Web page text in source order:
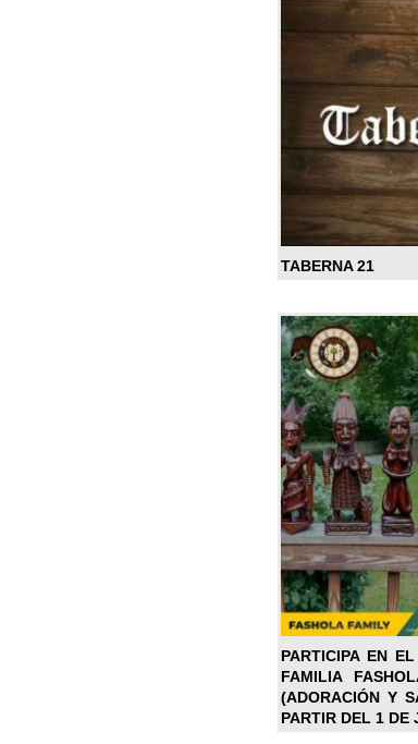
TABERNA 21
PARTICIPA EN
FAMILIA
(ADORACIÓN Y
PARTIR DEL 1 DE